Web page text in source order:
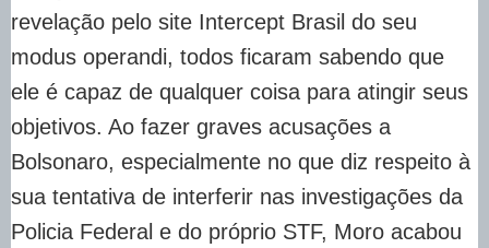
revelação pelo site Intercept Brasil do seu
modus operandi, todos ficaram sabendo que
ele é capaz de qualquer coisa para atingir seus
objetivos. Ao fazer graves acusações a
Bolsonaro, especialmente no que diz respeito à
sua tentativa de interferir nas investigações da
Policia Federal e do próprio STF, Moro acabou